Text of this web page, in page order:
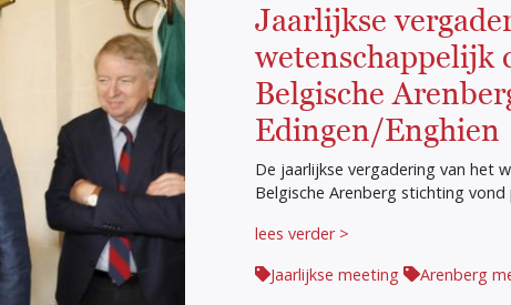
Jaarlijkse
wetenschappelijk
Belgische
Edingen/Enghien
De jaarlijkse vergadering van het
Belgische Arenberg stichting
lees verder >
Jaarlijkse meeting
Arenberg